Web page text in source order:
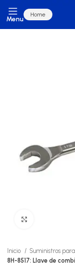
Menu
Home
Inicio Suministros
8H-8517: Llave de